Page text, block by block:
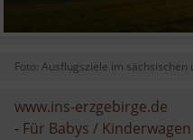
Foto: Ausflugsziele im
www.ins-erzgebirge.de
- Für Babys /